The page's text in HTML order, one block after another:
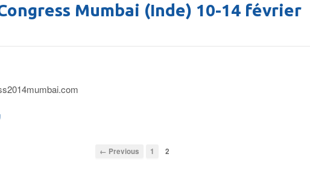
Mumbai (Inde) 10-14 février
← Previous 1 2